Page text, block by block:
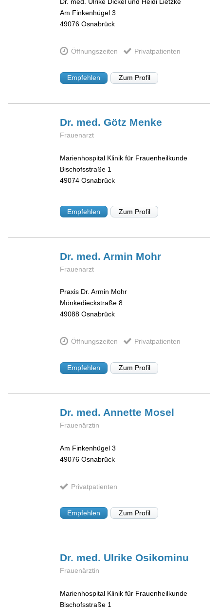
Am Finkenhügel 3
49076 Osnabrück
Öffnungszeiten Privatpatienten
Empfehlen Zum Profil
Dr. med. Götz Menke
Frauenarzt
Marienhospital Klinik für Frauenheilkunde
Bischofsstraße 1
49074 Osnabrück
Empfehlen Zum Profil
Dr. med. Armin Mohr
Frauenarzt
Praxis Dr. Armin Mohr
Mönkedieckstraße 8
49088 Osnabrück
Öffnungszeiten Privatpatienten
Empfehlen Zum Profil
Dr. med. Annette Mosel
Frauenärztin
Am Finkenhügel 3
49076 Osnabrück
Privatpatienten
Empfehlen Zum Profil
Dr. med. Ulrike Osikominu
Frauenärztin
Marienhospital Klinik für Frauenheilkunde
Bischofsstraße 1